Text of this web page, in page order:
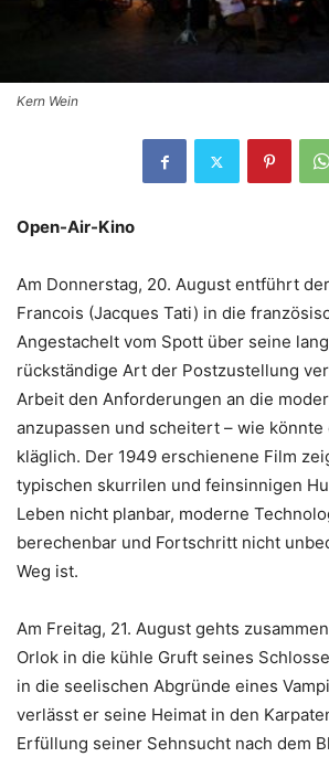
Kern Wein
Open-Air-Kino
Am Donnerstag, 20. August entführt
Francois (Jacques Tati) in die
Angestachelt vom Spott über seine
rückständige Art der Postzustellung
Arbeit den Anforderungen an die
anzupassen und scheitert – wie könnte
kläglich. Der 1949 erschienene Film
typischen skurrilen und feinsinnigen
Leben nicht planbar, moderne
berechenbar und Fortschritt nicht
Weg ist.
Am Freitag, 21. August gehts
Orlok in die kühle Gruft seines
in die seelischen Abgründe eines
verlässt er seine Heimat in den
Erfüllung seiner Sehnsucht nach dem